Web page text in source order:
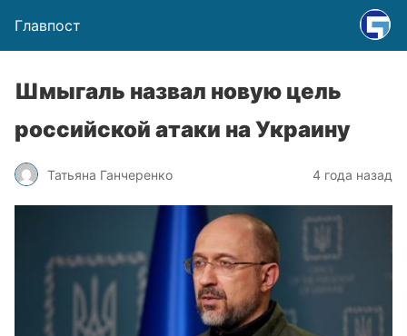
Главпост
Шмыгаль назвал новую цель
российской атаки на Украину
Татьяна Ганчеренко 4 года назад